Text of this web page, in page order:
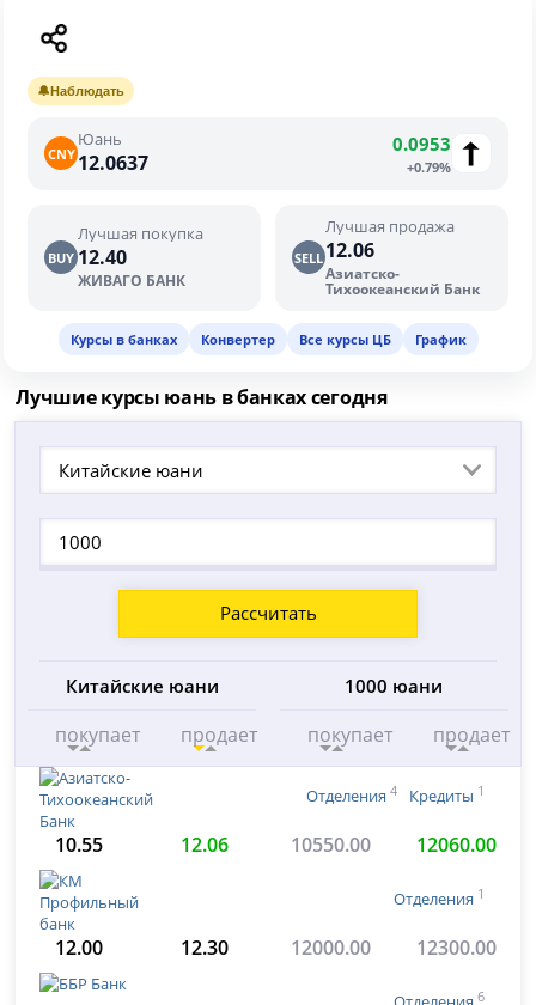
🔔Наблюдать
CNY
Юань
12.0637
0.0953
+0.79%
BUY
Лучшая покупка
12.40
ЖИВАГО БАНК
SELL
Лучшая продажа
12.06
Азиатско-
Тихоокеанский Банк
Курсы в банках Конвертер Все курсы ЦБ График
Лучшие курсы юань в банках сегодня
Китайские юани
Рассчитать
Китайские юани
покупает продает
1000 юани
покупает продает
Отделения 4 Кредиты 1
10.55 12.06 10550.00 12060.00
Отделения 1
12.00 12.30 12000.00 12300.00
6